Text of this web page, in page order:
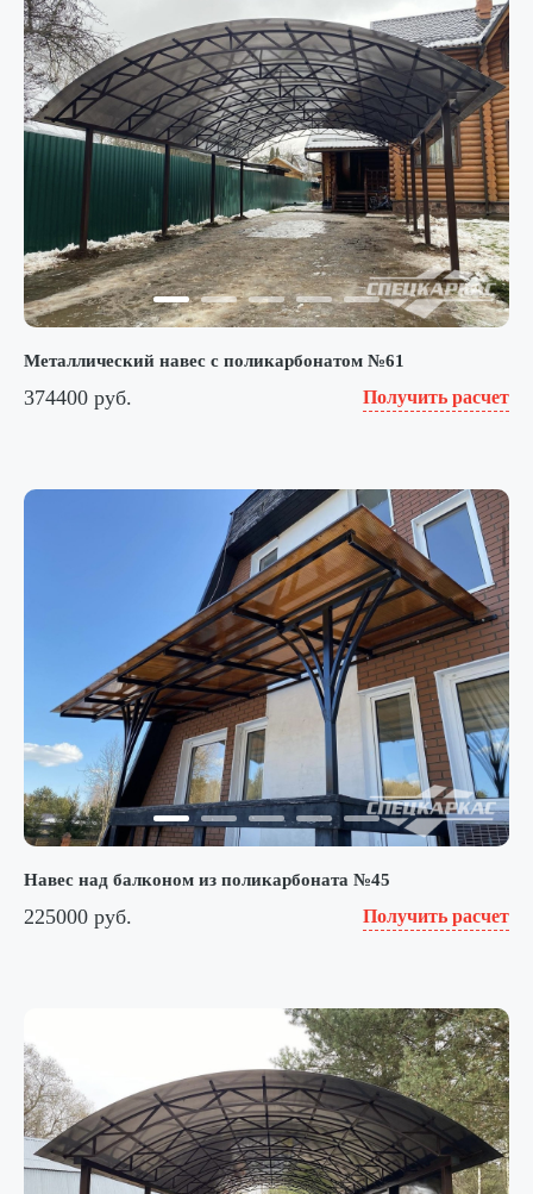
Металлический навес с поликарбонатом №61
374400 руб. Получить расчет
Навес над балконом из поликарбоната №45
225000 руб. Получить расчет